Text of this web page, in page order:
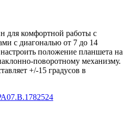
для комфортной работы с
с диагональю от 7 до 14
положение планшета на
поворотному механизму.
+/-15 градусов в